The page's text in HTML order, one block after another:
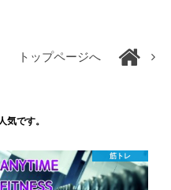
トップページへ
気です。
筋トレ